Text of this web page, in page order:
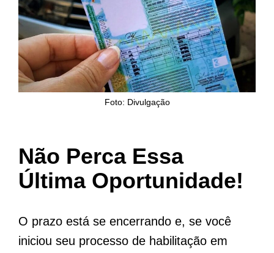
Foto: Divulgação
Não Perca Essa
Última Oportunidade!
O prazo está se encerrando e, se você
iniciou seu processo de habilitação em